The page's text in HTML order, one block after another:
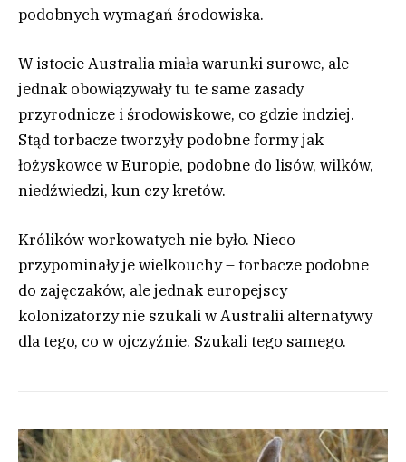
podobnych wymagań środowiska.
W istocie Australia miała warunki surowe, ale
jednak obowiązywały tu te same zasady
przyrodnicze i środowiskowe, co gdzie indziej.
Stąd torbacze tworzyły podobne formy jak
łożyskowce w Europie, podobne do lisów, wilków,
niedźwiedzi, kun czy kretów.
Królików workowatych nie było. Nieco
przypominały je wielkouchy – torbacze podobne
do zajęczaków, ale jednak europejscy
kolonizatorzy nie szukali w Australii alternatywy
dla tego, co w ojczyźnie. Szukali tego samego.